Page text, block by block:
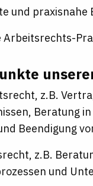
und praxisnahe
Arbeitsrechts-
z.B.
Beratung
Beendigung
z.B.
und